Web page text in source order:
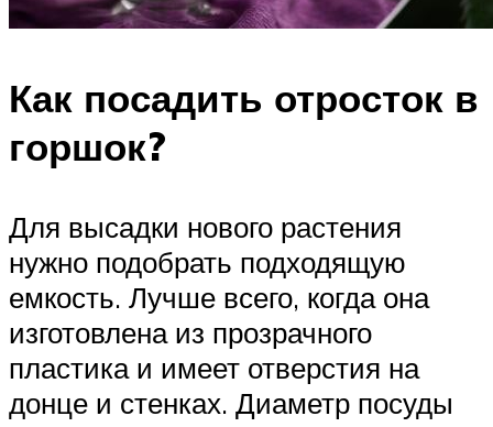
Как посадить отросток в
горшок?
Для высадки нового растения
нужно подобрать подходящую
емкость. Лучше всего, когда она
изготовлена из прозрачного
пластика и имеет отверстия на
донце и стенках. Диаметр посуды